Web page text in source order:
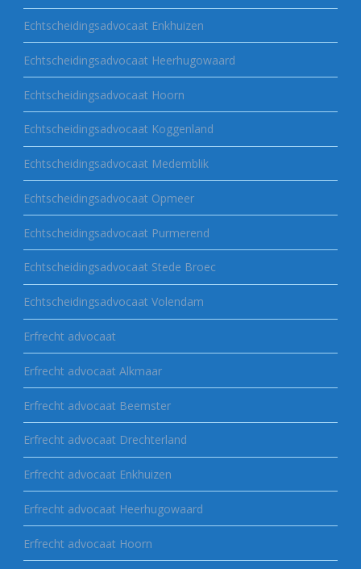
Echtscheidingsadvocaat Enkhuizen
Echtscheidingsadvocaat Heerhugowaard
Echtscheidingsadvocaat Hoorn
Echtscheidingsadvocaat Koggenland
Echtscheidingsadvocaat Medemblik
Echtscheidingsadvocaat Opmeer
Echtscheidingsadvocaat Purmerend
Echtscheidingsadvocaat Stede Broec
Echtscheidingsadvocaat Volendam
Erfrecht advocaat
Erfrecht advocaat Alkmaar
Erfrecht advocaat Beemster
Erfrecht advocaat Drechterland
Erfrecht advocaat Enkhuizen
Erfrecht advocaat Heerhugowaard
Erfrecht advocaat Hoorn